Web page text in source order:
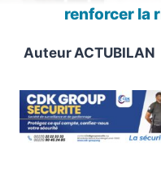
renforcer la
Auteur ACTUBILAN